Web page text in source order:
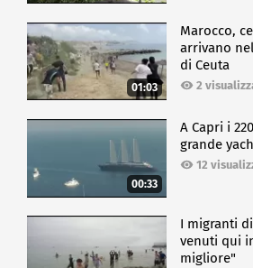
01:03
Marocco,
arrivano
di Ceuta
2
00:33
A Capri i
grande
12
I migranti
venuti qui
migliore"